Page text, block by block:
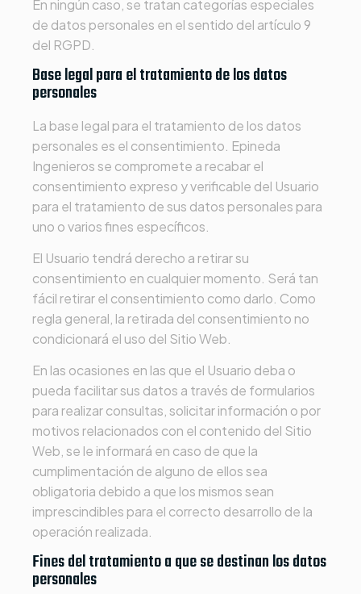
En ningún caso, se tratan categorías especiales
de datos personales en el sentido del artículo 9
del RGPD.
Base legal para el tratamiento de los datos
personales
La base legal para el tratamiento de los datos
personales es el consentimiento. Epineda
Ingenierosse compromete a recabar el
consentimiento expreso y verificable del Usuario
para el tratamiento de sus datos personales para
uno o varios fines específicos.
El Usuario tendrá derecho a retirar su
consentimiento en cualquier momento. Será tan
fácil retirar el consentimiento como darlo. Como
regla general, la retirada del consentimiento no
condicionará el uso del Sitio Web.
En las ocasiones en las que el Usuario deba o
pueda facilitar sus datos a través de formularios
para realizar consultas, solicitar información o por
motivos relacionados con el contenido del Sitio
Web, se le informará en caso de que la
cumplimentación de alguno de ellos sea
obligatoria debido a que los mismos sean
imprescindibles para el correcto desarrollo de la
operación realizada.
Fines del tratamiento a que se destinan los datos
personales